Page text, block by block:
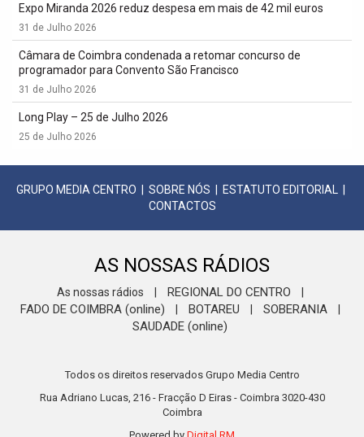
Expo Miranda 2026 reduz despesa em mais de 42 mil euros
31 de Julho 2026
Câmara de Coimbra condenada a retomar concurso de
programador para Convento São Francisco
31 de Julho 2026
Long Play – 25 de Julho 2026
25 de Julho 2026
GRUPO MEDIA CENTRO SOBRE NÓS ESTATUTO EDITORIAL
CONTACTOS
AS NOSSAS RÁDIOS
As nossas rádios REGIONAL DO CENTRO
FADO DE COIMBRA (online) BOTAREU SOBERANIA
SAUDADE (online)
Todos os direitos reservados Grupo Media Centro
Rua Adriano Lucas, 216 - Fracção D Eiras - Coimbra 3020-430
Coimbra